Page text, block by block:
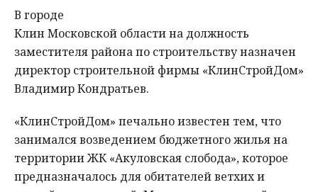
В городе
Клин Московской области на должность
заместителя района по строительству назначен
директор строительной фирмы «КлинСтройДом»
Владимир Кондратьев.
«КлинСтройДом» печально известен тем, что
занимался возведением бюджетного жилья на
территории ЖК «Акуловская слобода», которое
предназначалось для обитателей ветхих и